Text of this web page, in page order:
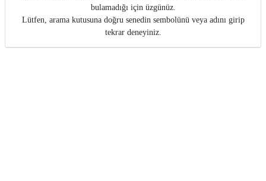
bulamadığı için üzgünüz.
Lütfen, arama kutusuna doğru senedin sembolünü veya adını girip
tekrar deneyiniz.